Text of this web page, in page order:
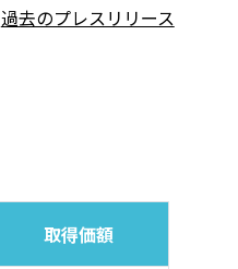
過去のプレスリリース
取得価額